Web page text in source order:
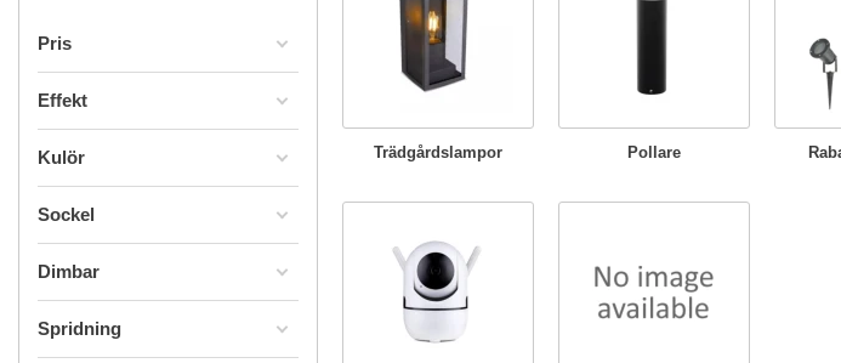
Trädgårdslampor Pollare
Pris
Effekt
Kulör
Sockel
Dimbar
Spridning